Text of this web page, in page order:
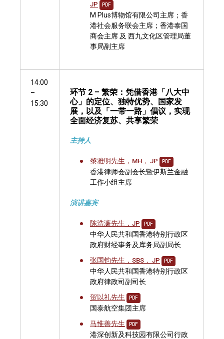
JP
PDF
M Plus博物馆有限公司主席；香
港社会服务联会主席；香港泰国
商会主席 及 西九文化区管理局董
事局副主席
14:00
–
15:30
环节 2 – 繁荣：凭借香港「八大中
心」的定位、独特优势、国家发
展，以及「一带一路」倡议，实现
全面经济复苏、共享繁荣
主持人
黎雅明先生， MH， JP PDF
香港律师会副会长暨伊斯兰金融
工作小组主席
演讲嘉宾
陈浩濂先生， JP PDF
中华人民共和国香港特别行政区
政府财经事务及库务局副局长
张国钧先生， SBS， JP PDF
中华人民共和国香港特别行政区
政府律政司副司长
贺以礼先生
PDF
国泰航空集团主席
马惟善先生
PDF
港深创新及科技园有限公司行政